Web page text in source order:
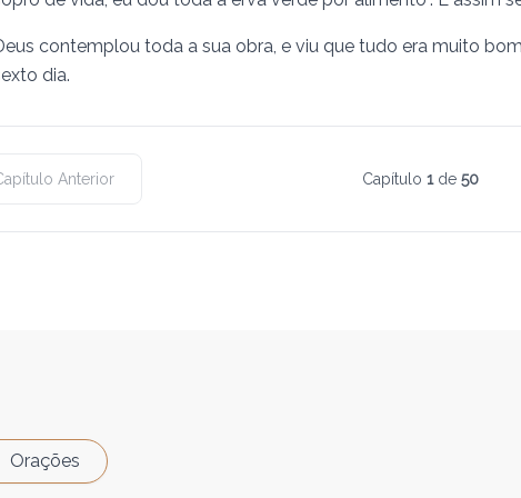
contemplou toda a sua obra, e viu que tudo era muito
dia.
Anterior Capítulo 1de 50
Orações